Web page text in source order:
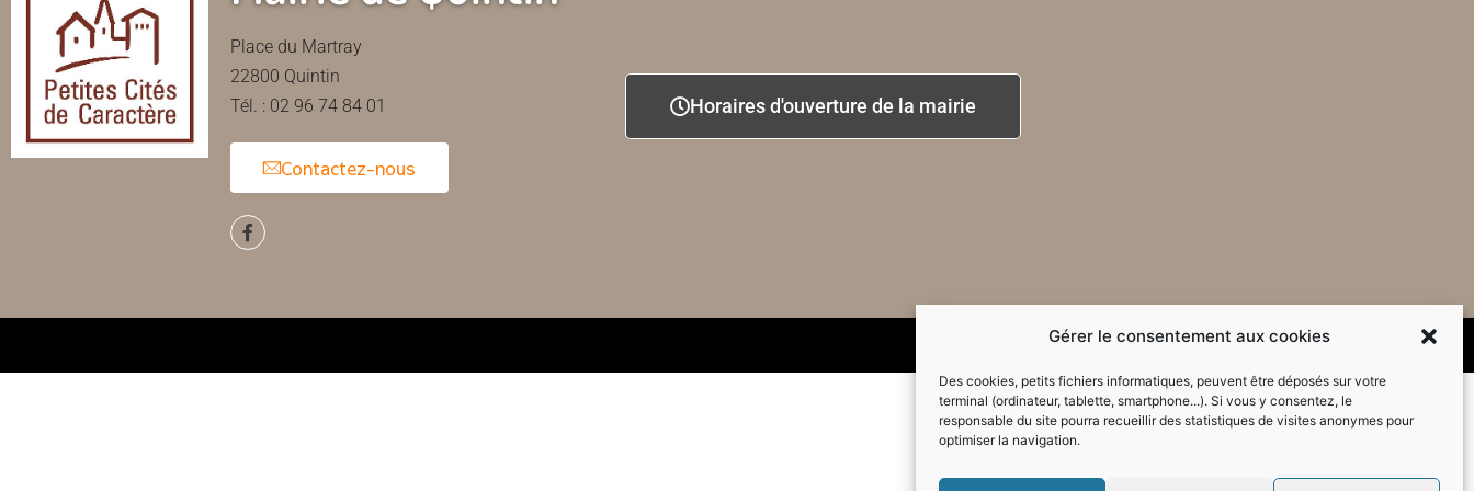
Gérer le consentement aux cookies
Des cookies, petits fichiers informatiques, peuvent être déposés sur votre
terminal (ordinateur, tablette, smartphone...). Si vous y consentez, le
responsable du site pourra recueillir des statistiques de visites anonymes pour
optimiser la navigation.
Place du Martray
22800 Quintin
Tél. : 02 96 74 84 01
Contactez-nous
Horaires d'ouverture de la mairie